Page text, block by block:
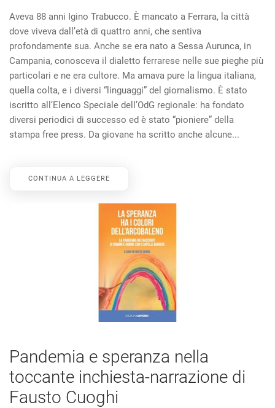
Aveva 88 anni Igino Trabucco. È mancato a Ferrara, la città
dove viveva dall’età di quattro anni, che sentiva
profondamente sua. Anche se era nato a Sessa Aurunca, in
Campania, conosceva il dialetto ferrarese nelle sue pieghe più
particolari e ne era cultore. Ma amava pure la lingua italiana,
quella colta, e i diversi “linguaggi” del giornalismo. È stato
iscritto all’Elenco Speciale dell’OdG regionale: ha fondato
diversi periodici di successo ed è stato “pioniere” della
stampa free press. Da giovane ha scritto anche alcune...
CONTINUA A LEGGERE
Pandemia e speranza nella
toccante inchiesta-narrazione di
Fausto Cuoghi